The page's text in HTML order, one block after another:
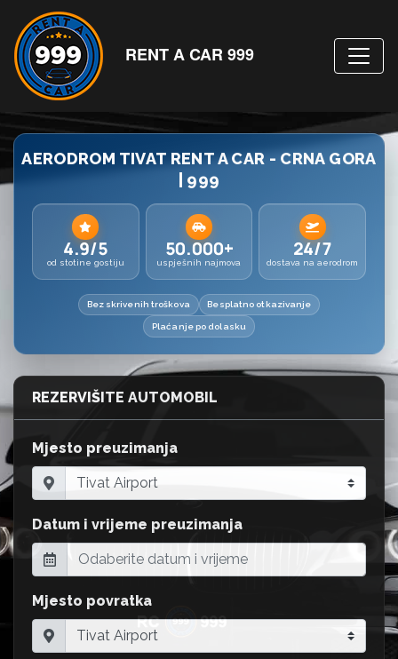
RENT A CAR 999
AERODROM TIVAT RENT A CAR - CRNA GORA
| 999
4.9/5
od stotine gostiju
50.000+
uspješnih najmova
24/7
dostava na aerodrom
Bez skrivenih troškova Besplatno otkazivanje
Plaćanje po dolasku
REZERVIŠITE AUTOMOBIL
Mjesto preuzimanja
Datum i vrijeme preuzimanja
Mjesto povratka